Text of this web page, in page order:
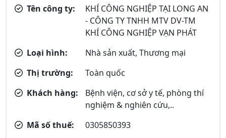
Tên công ty:
KHÍ CÔNG NGHIỆP TẠI LONG AN
- CÔNG TY TNHH MTV DV-TM
KHÍ CÔNG NGHIỆP VẠN PHÁT
Loại hình:
Nhà sản xuất, Thương mại
Thị trường:
Toàn quốc
Khách hàng:
Bệnh viện, cơ sở y tế, phòng thí
nghiệm & nghiên cứu,..
Mã số thuế:
0305850393